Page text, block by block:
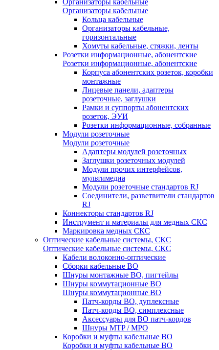
Организаторы кабельные
Организаторы кабельные
Кольца кабельные
Организаторы кабельные,
горизонтальные
Хомуты кабельные, стяжки, ленты
Розетки информационные, абонентские
Розетки информационные, абонентские
Корпуса абонентских розеток, коробки
монтажные
Лицевые панели, адаптеры
розеточные, заглушки
Рамки и суппорты абонентских
розеток, ЭУИ
Розетки информационные, собранные
Модули розеточные
Модули розеточные
Адаптеры модулей розеточных
Заглушки розеточных модулей
Модули прочих интерфейсов,
мультимедиа
Модули розеточные стандартов RJ
Соединители, разветвители стандартов
RJ
Коннекторы стандартов RJ
Инструмент и материалы для медных СКС
Маркировка медных СКС
Оптические кабельные системы, СКС
Оптические кабельные системы, СКС
Кабели волоконно-оптические
Сборки кабельные ВО
Шнуры монтажные ВО, пигтейлы
Шнуры коммутационные ВО
Шнуры коммутационные ВО
Патч-корды ВО, дуплексные
Патч-корды ВО, симплексные
Аксессуары для ВО патч-кордов
Шнуры MTP / MPO
Коробки и муфты кабельные ВО
Коробки и муфты кабельные ВО